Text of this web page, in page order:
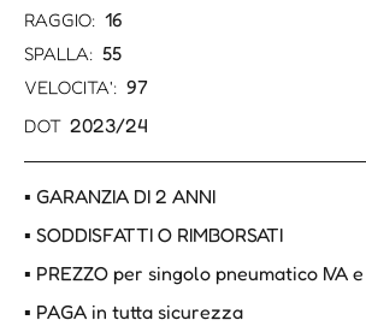
RAGGIO: 16
SPALLA: 55
VELOCITA': 97
DOT 2023/24
▪ GARANZIA DI 2 ANNI
▪ SODDISFATTI O RIMBORSATI
▪ PREZZO per singolo pneumatico IVA
▪ PAGA in tutta sicurezza